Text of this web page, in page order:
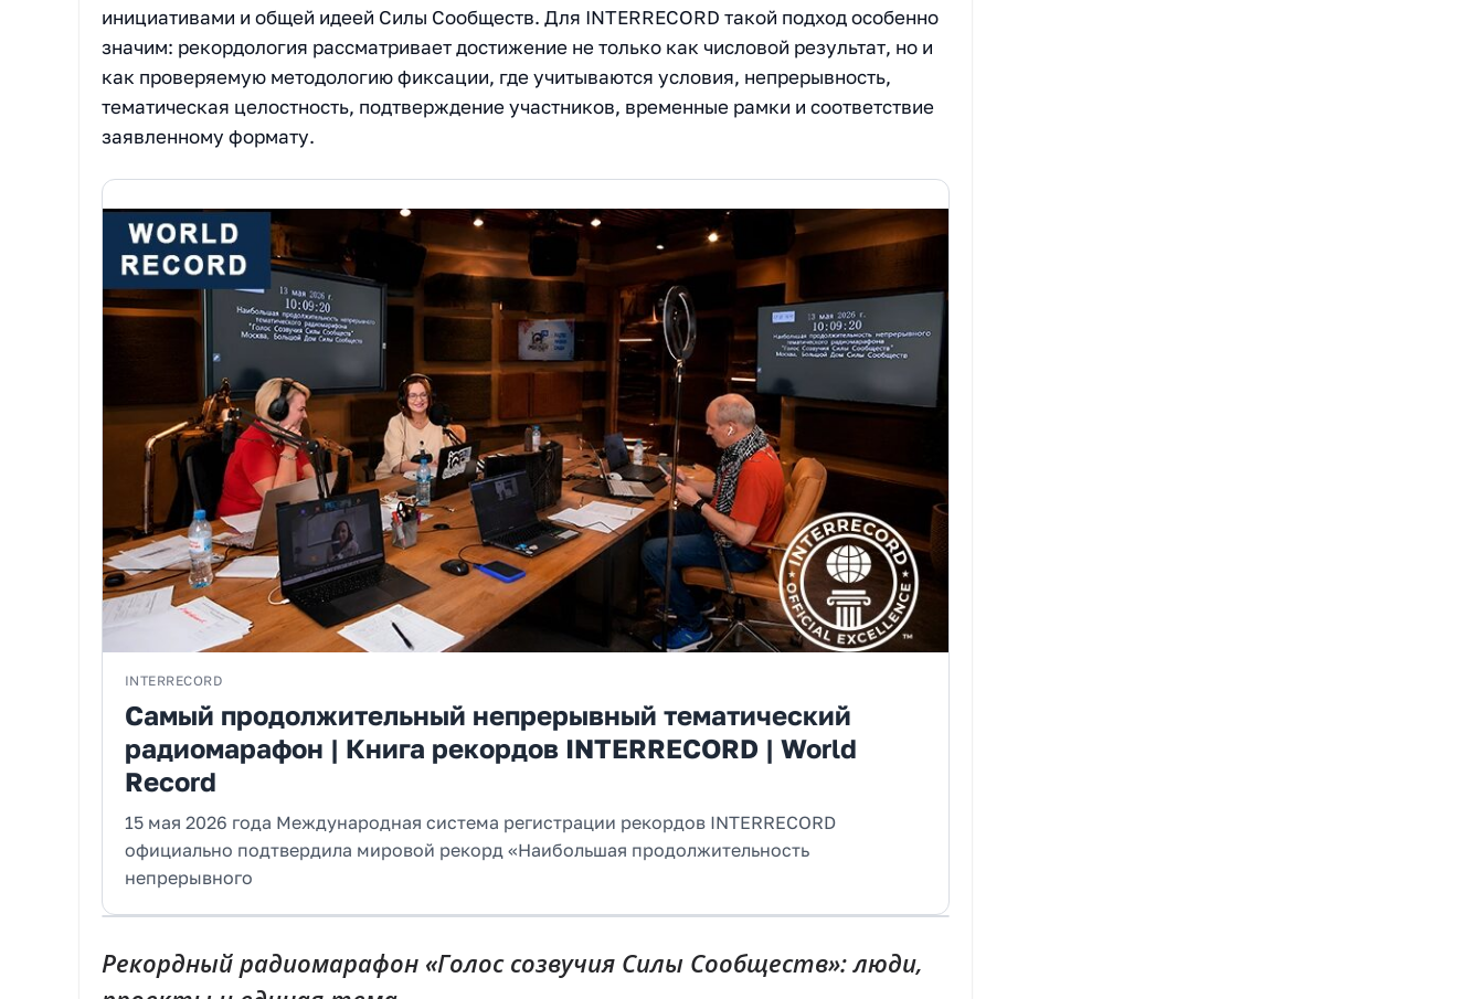
инициативами и общей идеей Силы Сообществ. Для INTERRECORD такой подход особенно
значим: рекордология рассматривает достижение не только как числовой результат, но и
как проверяемую методологию фиксации, где учитываются условия, непрерывность,
тематическая целостность, подтверждение участников, временные рамки и соответствие
заявленному формату.
INTERRECORD
Самый продолжительный непрерывный тематический
радиомарафон | Книга рекордов INTERRECORD | World
Record
15 мая 2026 года Международная система регистрации рекордов INTERRECORD
официально подтвердила мировой рекорд «Наибольшая продолжительность
непрерывного
Рекордный радиомарафон «Голос созвучия Силы Сообществ»: люди,